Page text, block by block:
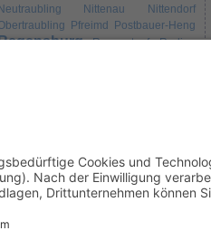
Nittenau
Nittendorf
Pfreimd Postbauer-Heng
Regenstauf Roding
© 2009-2026 alcado UG